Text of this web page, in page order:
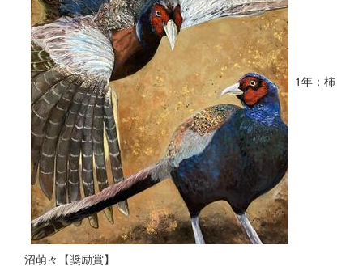
1年：柿
沼萌々【奨励賞】